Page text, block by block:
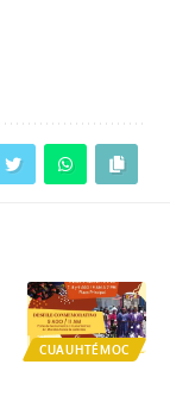
CUAUHTÉMOC